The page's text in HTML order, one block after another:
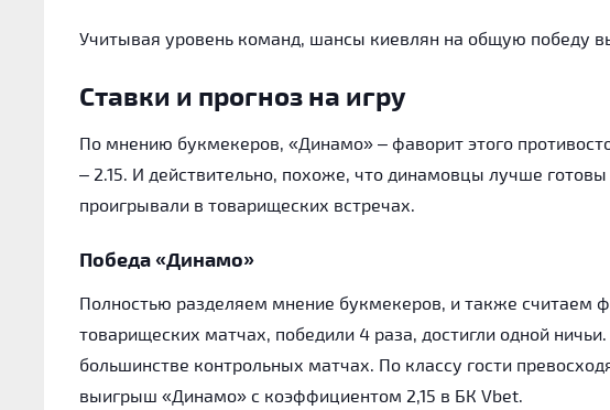
Учитывая уровень команд, шансы киевлян на общую победу
Ставки и прогноз на игру
По мнению букмекеров, «Динамо» – фаворит этого
– 2.15. И действительно, похоже, что динамовцы лучше
проигрывали в товарищеских встречах.
Победа «Динамо»
Полностью разделяем мнение букмекеров, и также считаем
товарищеских матчах, победили 4 раза, достигли одной
большинстве контрольных матчах. По классу гости
выигрыш «Динамо» с коэффициентом 2,15 в БК Vbet.